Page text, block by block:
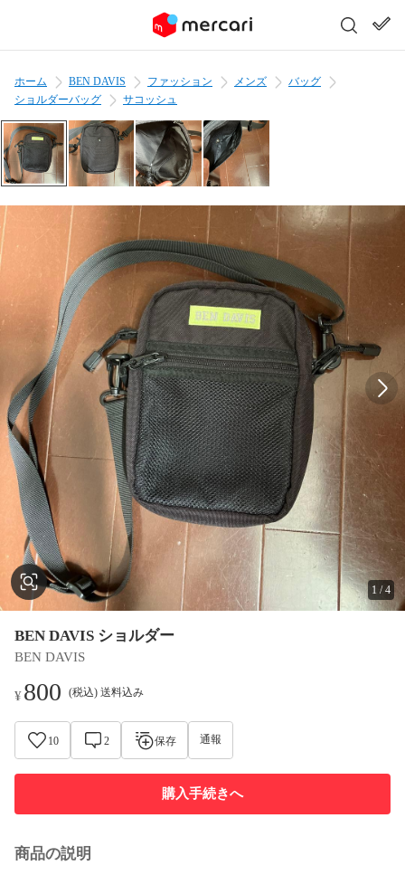
ホーム BEN DAVIS ファッション メンズ
バッグ
ショルダーバッグ
サコッシュ
1 /4
BEN DAVIS ショルダー
BEN DAVIS
¥800 (税込) 送料込み
10 2 保存 通報
購入手続きへ
商品の説明